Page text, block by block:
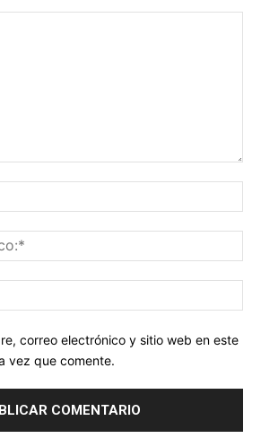
correo electrónico y sitio web en este
vez que comente.